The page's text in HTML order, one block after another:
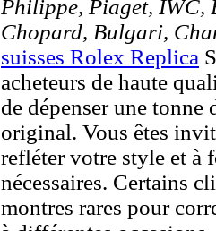
Philippe, Piaget, IWC,
Chopard, Bulgari,
suisses Rolex Replica
acheteurs de haute
de dépenser une
original. Vous êtes
refléter votre style et à
nécessaires. Certains
montres rares pour